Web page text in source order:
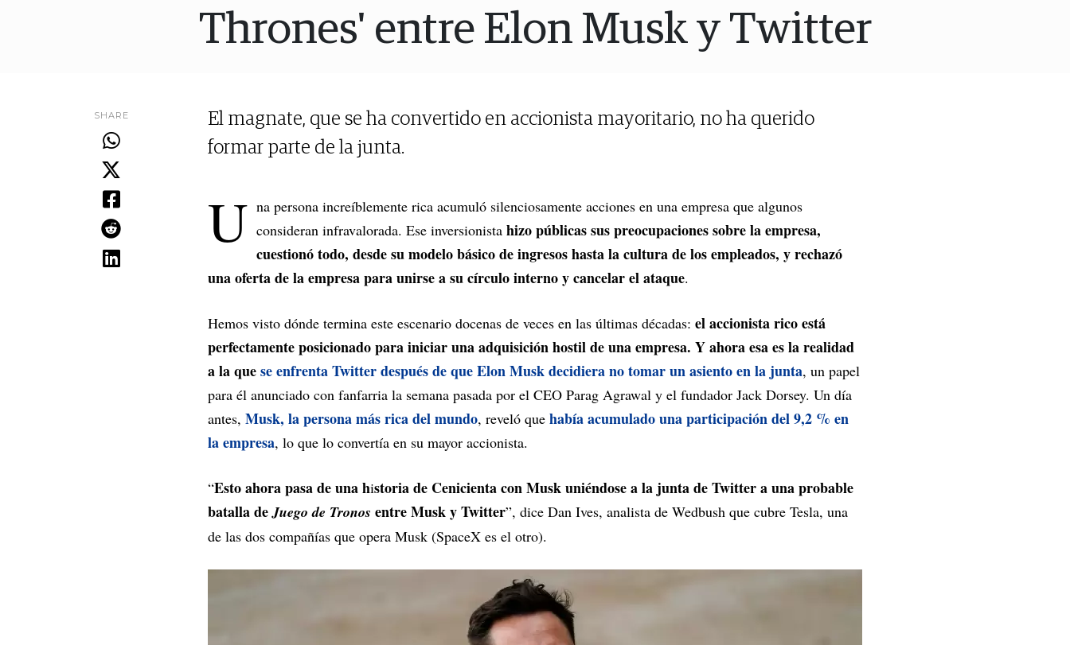
Thrones' entre Elon Musk y Twitter
SHARE
El magnate, que se ha convertido en accionista mayoritario, no ha querido
formar parte de la junta.
U na persona increíblemente rica acumuló silenciosamente acciones en una empresa que algunos
consideran infravalorada. Ese inversionista hizo públicas sus preocupaciones sobre la empresa,
cuestionó todo, desde su modelo básico de ingresos hasta la cultura de los empleados, y rechazó
una oferta de la empresa para unirse a su círculo interno y cancelar el ataque.
Hemos visto dónde termina este escenario docenas de veces en las últimas décadas: el accionista rico está
perfectamente posicionado para iniciar una adquisición hostil de una empresa. Y ahora esa es la realidad
a la quese enfrenta Twitter después de que Elon Musk decidiera no tomar un asiento en la junta, un papel
para él anunciado con fanfarria la semana pasada por el CEO Parag Agrawal y el fundador Jack Dorsey. Un día
antes, Musk, la persona más rica del mundo, reveló que había acumulado una participación del 9,2 % en
la empresa, lo que lo convertía en su mayor accionista.
“Esto ahora pasa de una historia de Cenicienta con Musk uniéndose a la junta de Twitter a una probable
batalla deJuego de Tronos entre Musk y Twitter”, dice Dan Ives, analista de Wedbush que cubre Tesla, una
de las dos compañías que opera Musk (SpaceX es el otro).